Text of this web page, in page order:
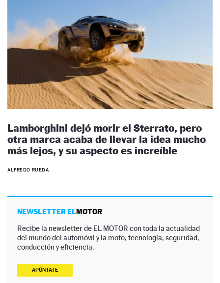
Lamborghini dejó morir el Sterrato, pero
otra marca acaba de llevar la idea mucho
más lejos, y su aspecto es increíble
ALFREDO RUEDA
NEWSLETTER ELMOTOR
Recibe la newsletter de EL MOTOR con toda la actualidad
del mundo del automóvil y la moto, tecnología, seguridad,
conducción y eficiencia.
APÚNTATE